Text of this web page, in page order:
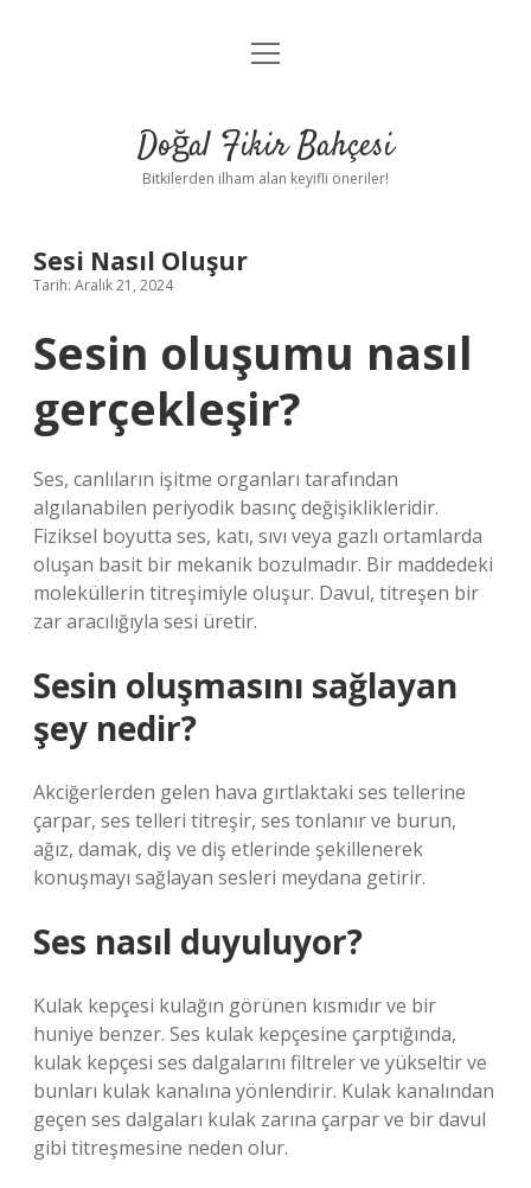
Anasayfa
Yasal Uyarı
menüyü
Doğal Fikir Bahçesi
Bitkilerden ilham alan keyifli öneriler!
Sesi Nasıl Oluşur
Tarih: Aralık 21, 2024
Sesin oluşumu nasıl
gerçekleşir?
Ses, canlıların işitme organları tarafından
algılanabilen periyodik basınç değişiklikleridir.
Fiziksel boyutta ses, katı, sıvı veya gazlı ortamlarda
oluşan basit bir mekanik bozulmadır. Bir maddedeki
moleküllerin titreşimiyle oluşur. Davul, titreşen bir
zar aracılığıyla sesi üretir.
Sesin oluşmasını sağlayan
şey nedir?
Akciğerlerden gelen hava gırtlaktaki ses tellerine
çarpar, ses telleri titreşir, ses tonlanır ve burun,
ağız, damak, diş ve diş etlerinde şekillenerek
konuşmayı sağlayan sesleri meydana getirir.
Ses nasıl duyuluyor?
Kulak kepçesi kulağın görünen kısmıdır ve bir
huniye benzer. Ses kulak kepçesine çarptığında,
kulak kepçesi ses dalgalarını filtreler ve yükseltir ve
bunları kulak kanalına yönlendirir. Kulak kanalından
geçen ses dalgaları kulak zarına çarpar ve bir davul
gibi titreşmesine neden olur.